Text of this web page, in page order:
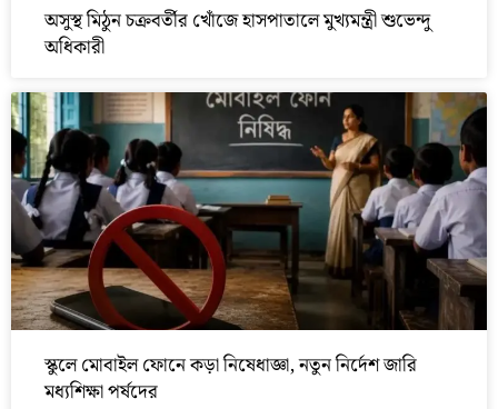
অসুস্থ মিঠুন চক্রবর্তীর খোঁজে হাসপাতালে মুখ্যমন্ত্রী শুভেন্দু
অধিকারী
স্কুলে মোবাইল ফোনে কড়া নিষেধাজ্ঞা, নতুন নির্দেশ জারি
মধ্যশিক্ষা পর্ষদের